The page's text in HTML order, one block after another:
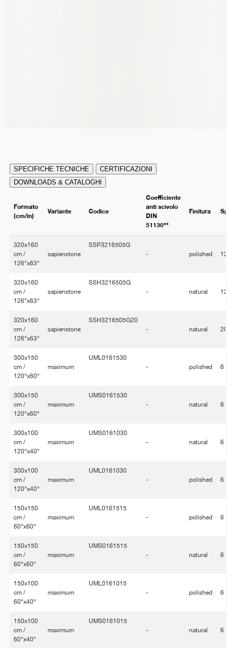
SPECIFICHE TECNICHE
CERTIFICAZIONI
DOWNLOADS & CATALOGHI
Formato
(cm/in)
Variante Codice
Coefficiente
anti scivolo
DIN
51130**
Finitura
320x160
cm /
126"x63"
sapienstone
SSP3216505G
-
polished
320x160
cm /
126"x63"
sapienstone
SSH3216505G
-
natural
320x160
cm /
126"x63"
sapienstone
SSH3216505G20
-
natural
300x150
cm /
120"x60"
maximum
UML0161530
-
polished 6
300x150
cm /
120"x60"
maximum
UMS0161530
-
natural 6
300x100
cm /
120"x40"
maximum
UMS0161030
-
natural 6
300x100
cm /
120"x40"
maximum
UML0161030
-
polished 6
150x150
cm /
60"x60"
maximum
UML0161515
-
polished 6
150x150
cm /
60"x60"
maximum
UMS0161515
-
natural 6
150x100
cm /
60"x40"
maximum
UML0161015
-
polished 6
150x100
cm /
60"x40"
maximum
UMS0161015
-
natural 6